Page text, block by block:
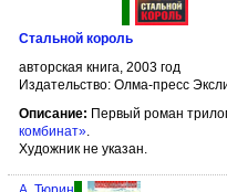
Стальной король
авторская книга, 2003 год
Издательство: Олма-пресс
Описание: Первый роман
комбинат».
Художник не указан.